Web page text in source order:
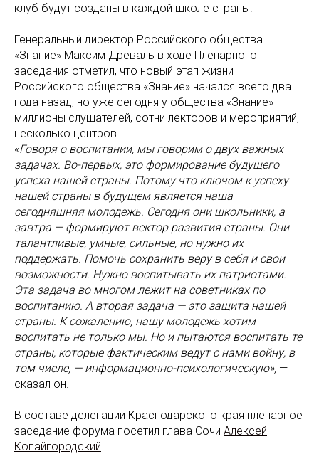
клуб будут созданы в каждой школе страны.
Генеральный директор Российского общества
«Знание» Максим Древаль в ходе Пленарного
заседания отметил, что новый этап жизни
Российского общества «Знание» начался всего два
года назад, но уже сегодня у общества «Знание»
миллионы слушателей, сотни лекторов и мероприятий,
несколько центров.
«Говоря о воспитании, мы говорим о двух важных
задачах. Во-первых, это формирование будущего
успеха нашей страны. Потому что ключом к успеху
нашей страны в будущем является наша
сегодняшняя молодежь. Сегодня они школьники, а
завтра — формируют вектор развития страны. Они
талантливые, умные, сильные, но нужно их
поддержать. Помочь сохранить веру в себя и свои
возможности. Нужно воспитывать их патриотами.
Эта задача во многом лежит на советниках по
воспитанию. А вторая задача — это защита нашей
страны. К сожалению, нашу молодежь хотим
воспитать не только мы. Но и пытаются воспитать те
страны, которые фактическим ведут с нами войну, в
том числе, — информационно-психологическую», —
сказал он.
В составе делегации Краснодарского края пленарное
заседание форума посетил глава Сочи Алексей
Копайгородский.